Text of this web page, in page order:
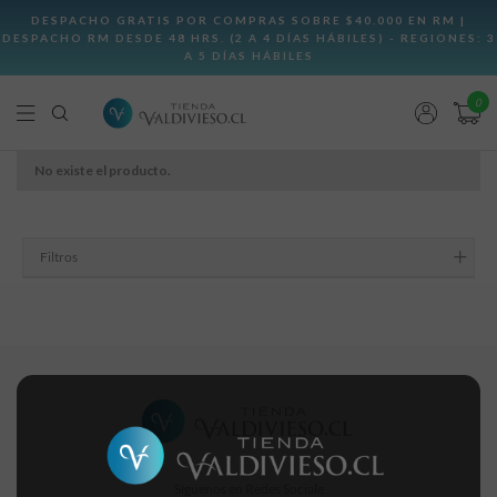
0
No existe el producto.
Filtros